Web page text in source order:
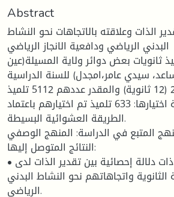
Abstract
الذات وعلاقته بالاتجاهات نحو النشاط
البدني الرياضي ودافعية الانجاز الرياضي
ثانويات بعض دوائر ولاية المسيلة(عين
سيدي عامر،امجدل) للسنة الدراسية
2017/2018 (12 ثانوية) والمقدر عددهم 5112 تلميذ.
عينة الدراسة وكيفية اختيارها: 633 تلميذ تم اختيارهم باعتماد
الطريقة العشوائية البسيطة.
المتبع في الدراسة: المنهج الوصفي.
النتائج المتوصل إليها:
• توجد علاقة موجبة ذات دلالة إحصائية بين تقدير الذات لدى
الثانوية واتجاهاتهم نحو النشاط البدني
الرياضي.